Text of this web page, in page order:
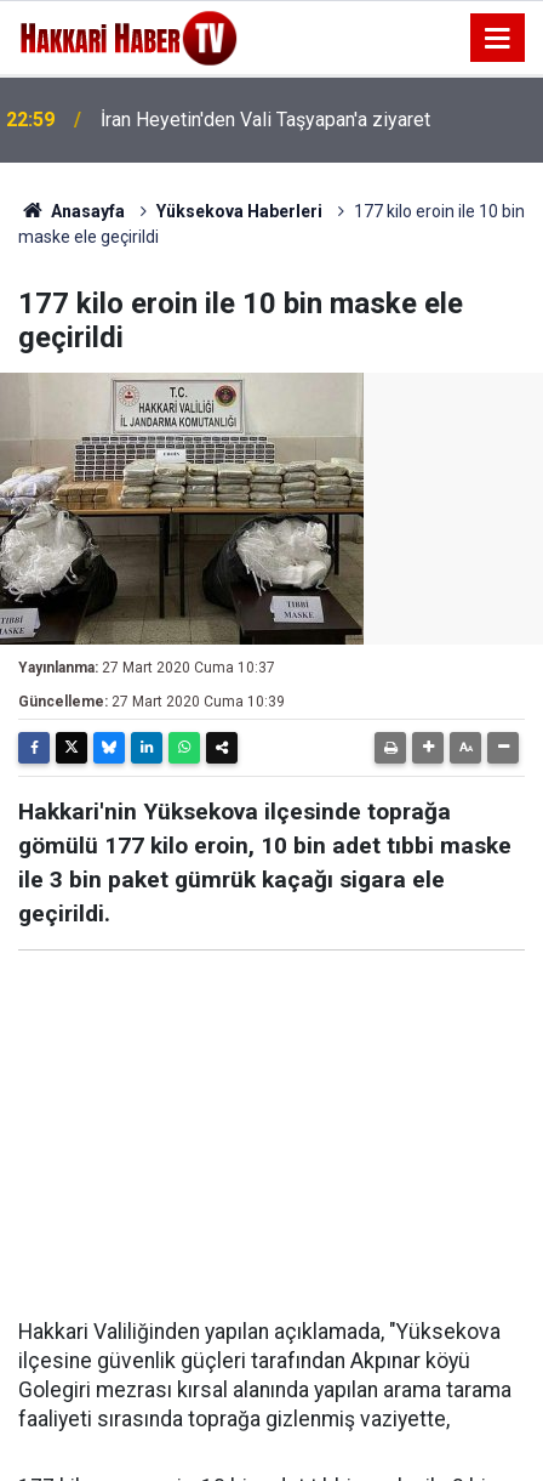
22:53
İran Sınırında 7 Kilo 720 Gram Eroin ele geçirildi
Anasayfa Yüksekova Haberleri
177 kilo eroin ile 10 bin
maske ele geçirildi
177 kilo eroin ile 10 bin maske ele
geçirildi
Yayınlanma: 27 Mart 2020 Cuma 10:37
Güncelleme: 27 Mart 2020 Cuma 10:39
Hakkari'nin Yüksekova ilçesinde toprağa
gömülü 177 kilo eroin, 10 bin adet tıbbi maske
ile 3 bin paket gümrük kaçağı sigara ele
geçirildi.
Hakkari Valiliğinden yapılan açıklamada, "Yüksekova
ilçesine güvenlik güçleri tarafından Akpınar köyü
Golegiri mezrası kırsal alanında yapılan arama tarama
faaliyeti sırasında toprağa gizlenmiş vaziyette,